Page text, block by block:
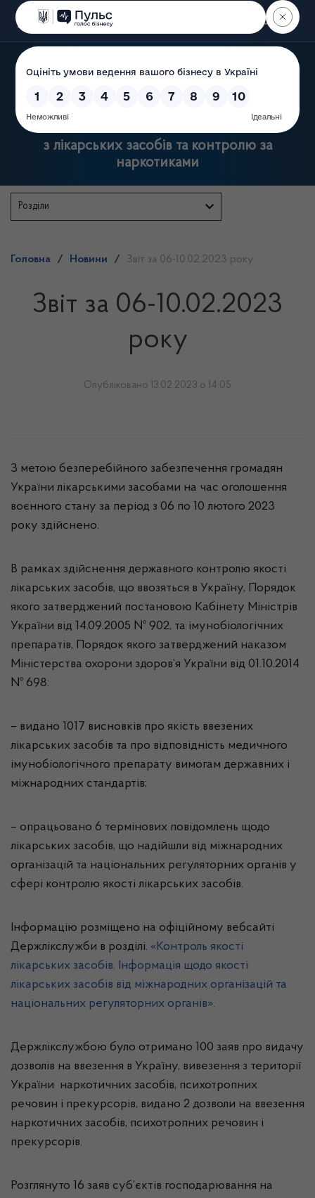
Пошук
Державна служба України
з лікарських засобів та контролю за
наркотиками
Розділи
Головна / Новини / Звіт за 06-10.02.2023 року
Звіт за 06-10.02.2023
року
Опубліковано 13.02.2023 о 14:05
З метою безперебійного забезпечення громадян
України лікарськими засобами на час оголошення
воєнного стану за період з 06 по 10 лютого 2023
року здійснено.
В рамках здійснення державного контролю якості
лікарських засобів, що ввозяться в Україну, Порядок
якого затверджений постановою Кабінету Міністрів
України від 14.09.2005 № 902, та імунобіологічних
препаратів, Порядок якого затверджений наказом
Міністерства охорони здоров’я України від 01.10.2014
№ 698:
– видано 1017 висновків про якість ввезених
лікарських засобів та про відповідність медичного
імунобіологічного препарату вимогам державних і
міжнародних стандартів;
– опрацьовано 6 термінових повідомлень щодо
лікарських засобів, що надійшли від міжнародних
організацій та національних регуляторних органів у
сфері контролю якості лікарських засобів.
Інформацію розміщено на офіційному вебсайті
Держлікслужби в розділі. «Контроль якості
лікарських засобів. Інформація щодо якості
лікарських засобів від міжнародних організацій та
національних регуляторних органів».
Держлікслужбою було отримано 100 заяв про видачу
дозволів на ввезення в Україну, вивезення з території
України наркотичних засобів, психотропних
речовин і прекурсорів, видано 2 дозволи на ввезення
наркотичних засобів, психотропних речовин і
прекурсорів.
Розглянуто 16 заяв суб’єктів господарювання на